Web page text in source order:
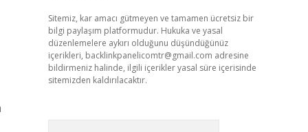
Sitemiz, kar amacı gütmeyen ve tamamen ücretsiz bir
bilgi paylaşım platformudur. Hukuka ve yasal
düzenlemelere aykırı olduğunu düşündüğünüz
içerikleri, backlinkpanelicomtr@gmail.com adresine
bildirmeniz halinde, ilgili içerikler yasal süre içerisinde
sitemizden kaldırılacaktır.